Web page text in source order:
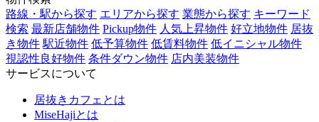
路線・駅から探す エリアから探す 業態から探す キーワード
検索 最新店舗物件 Pickup物件 人気上昇物件 好立地物件 居抜
き物件 駅近物件 低予算物件 低賃料物件 低イニシャル物件
視認性良好物件 条件ダウン物件 店内美装物件
サービスについて
居抜きカフェとは
MiseHajiとは